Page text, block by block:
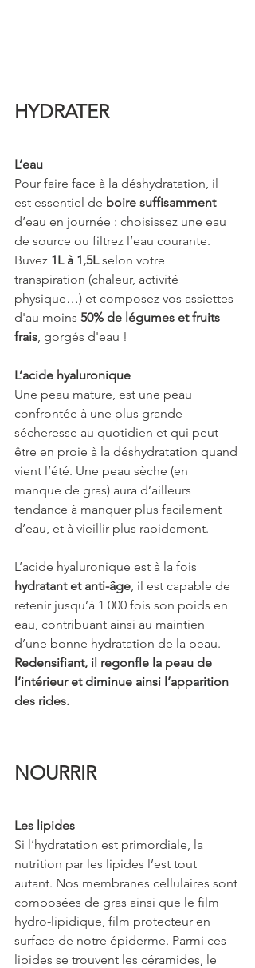
HYDRATER
L’eau
Pour faire face à la déshydratation, il
est essentiel de boire suffisamment
d’eau en journée : choisissez une eau
de source ou filtrez l’eau courante.
Buvez 1L à 1,5L selon votre
transpiration (chaleur, activité
physique…) et composez vos assiettes
d'au moins 50% de légumes et fruits
frais , gorgés d'eau !
L’acide hyaluronique
Une peau mature, est une peau
confrontée à une plus grande
sécheresse au quotidien et qui peut
être en proie à la déshydratation quand
vient l’été. Une peau sèche (en
manque de gras) aura d’ailleurs
tendance à manquer plus facilement
d’eau, et à vieillir plus rapidement.
L’acide hyaluronique est à la fois
hydratant et anti-âge , il est capable de
retenir jusqu’à 1 000 fois son poids en
eau, contribuant ainsi au maintien
d’une bonne hydratation de la peau.
Redensifiant, il regonfle la peau de
l’intérieur et diminue ainsi l’apparition
des rides.
NOURRIR
Les lipides
Si l’hydratation est primordiale, la
nutrition par les lipides l’est tout
autant. Nos membranes cellulaires sont
composées de gras ainsi que le film
hydro-lipidique, film protecteur en
surface de notre épiderme. Parmi ces
lipides se trouvent les céramides, le